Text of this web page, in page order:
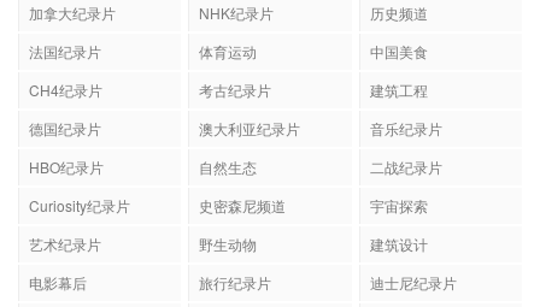
加拿大纪录片
NHK纪录片
历史频道
法国纪录片
体育运动
中国美食
CH4纪录片
考古纪录片
建筑工程
德国纪录片
澳大利亚纪录片
音乐纪录片
HBO纪录片
自然生态
二战纪录片
Curiosity纪录片
史密森尼频道
宇宙探索
艺术纪录片
野生动物
建筑设计
电影幕后
旅行纪录片
迪士尼纪录片